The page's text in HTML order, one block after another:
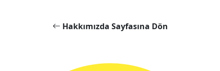
Hakkımızda Sayfasına Dön